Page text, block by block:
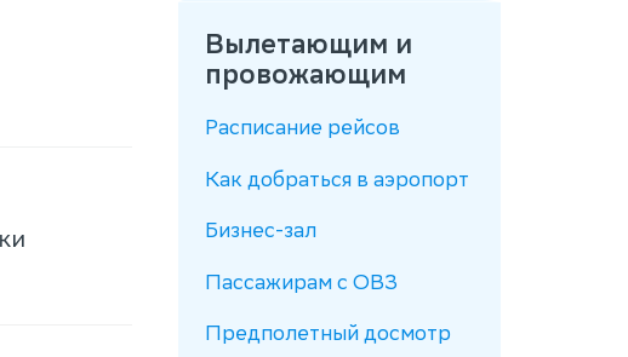
Вылетающим и
провожающим
Расписание рейсов
Как добраться в аэропорт
Бизнес-зал
Пассажирам с ОВЗ
Предполетный досмотр